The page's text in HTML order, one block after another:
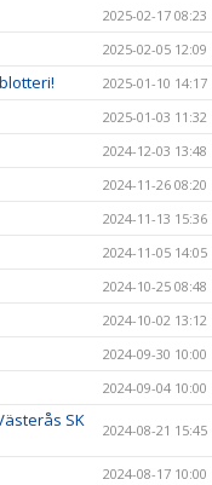
2025-02-17 08:23
2025-02-05 12:09
2025-01-10 14:17
2025-01-03 11:32
2024-12-03 13:48
2024-11-26 08:20
2024-11-13 15:36
2024-11-05 14:05
2024-10-25 08:48
2024-10-02 13:12
2024-09-30 10:00
2024-09-04 10:00
SK
2024-08-21 15:45
2024-08-17 10:00